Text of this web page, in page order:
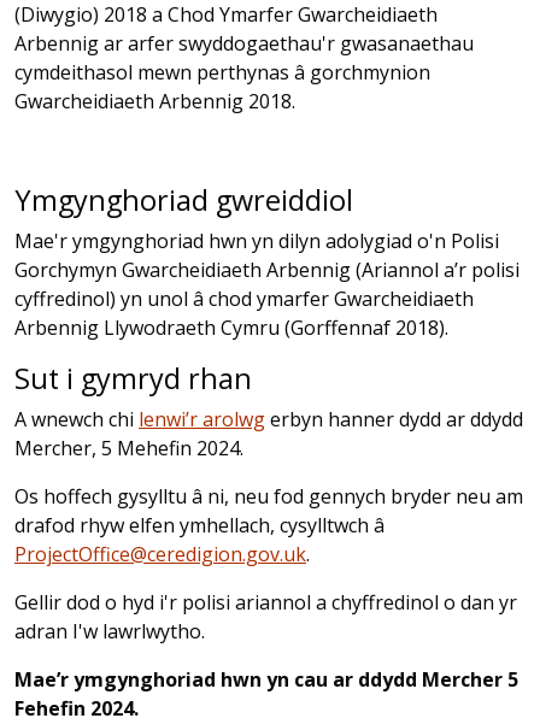
(Diwygio) 2018 a Chod Ymarfer Gwarcheidiaeth
Arbennig ar arfer swyddogaethau'r gwasanaethau
cymdeithasol mewn perthynas â gorchmynion
Gwarcheidiaeth Arbennig 2018.
Ymgynghoriad gwreiddiol
Mae'r ymgynghoriad hwn yn dilyn adolygiad o'n Polisi
Gorchymyn Gwarcheidiaeth Arbennig (Ariannol a’r polisi
cyffredinol) yn unol â chod ymarfer Gwarcheidiaeth
Arbennig Llywodraeth Cymru (Gorffennaf 2018).
Sut i gymryd rhan
A wnewch chi lenwi’r arolwgerbyn hanner dydd ar ddydd
Mercher, 5 Mehefin 2024.
Os hoffech gysylltu â ni, neu fod gennych bryder neu am
drafod rhyw elfen ymhellach, cysylltwch â
ProjectOffice@ceredigion.gov.uk.
Gellir dod o hyd i'r polisi ariannol a chyffredinol o dan yr
adran I'w lawrlwytho.
Mae’r ymgynghoriad hwn yn cau ar ddydd Mercher 5
Fehefin 2024.